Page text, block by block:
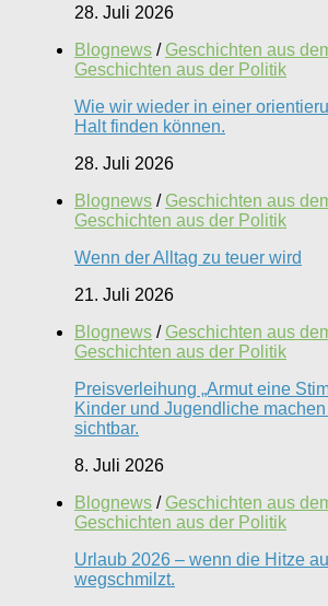
28. Juli 2026
Blognews / Geschichten aus
Geschichten aus der Politik
Wie wir wieder in einer
Halt finden können.
28. Juli 2026
Blognews / Geschichten aus
Geschichten aus der Politik
Wenn der Alltag zu teuer wird
21. Juli 2026
Blognews / Geschichten aus
Geschichten aus der Politik
Preisverleihung „Armut eine
Kinder und Jugendliche
sichtbar.
8. Juli 2026
Blognews / Geschichten aus
Geschichten aus der Politik
Urlaub 2026 – wenn die Hitze
wegschmilzt.